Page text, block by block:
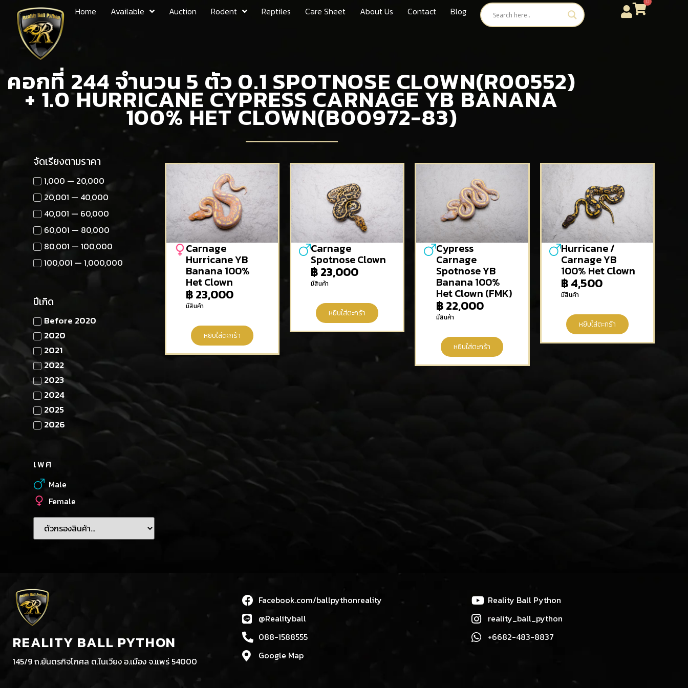
Home Available Auction Rodent Reptiles Care Sheet About Us Contact Blog
คอกที่ 244 จำนวน 5 ตัว 0.1 SPOTNOSE CLOWN(R00552)
+ 1.0 HURRICANE CYPRESS CARNAGE YB BANANA
100% HET CLOWN(B00972-83)
จัดเรียงตามราคา
1,000 — 20,000
20,001 — 40,000
40,001 — 60,000
60,001 — 80,000
80,001 — 100,000
100,001 — 1,000,000
ปีเกิด
Before 2020
2020
2021
2022
2023
2024
2025
2026
เพศ
Male
Female
Carnage
Hurricane YB
Banana 100%
Het Clown
฿23,000
มีสินค้า
หยิบใส่ตะกร้า
Carnage
Spotnose Clown
฿23,000
มีสินค้า
หยิบใส่ตะกร้า
Cypress
Carnage
Spotnose YB
Banana 100%
Het Clown (FMK)
฿22,000
มีสินค้า
หยิบใส่ตะกร้า
Hurricane /
Carnage YB
100% Het Clown
฿4,500
มีสินค้า
หยิบใส่ตะกร้า
REALITY BALL PYTHON
145/9 ถ.ยันตรกิจโกศล ต.ในเวียง อ.เมือง จ.แพร่ 54000
Facebook.com/ballpythonreality
@Realityball
088-1588555
Google Map
Reality Ball Python
reality_ball_python
+6682-483-8837